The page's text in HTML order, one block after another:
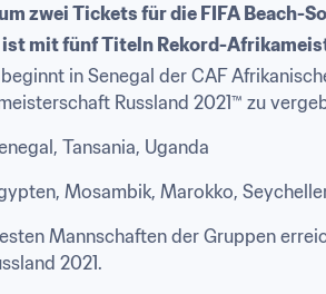
zwei Tickets für die FIFA Beach-
ist mit fünf Titeln Rekord-
in Senegal der CAF
Russland 2021™ zu
Tansania, Uganda
Mosambik, Marokko,
Mannschaften der Gruppen
2021.